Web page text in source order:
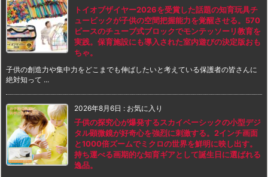
トイオブザイヤー2026を受賞した話題の知育玩具チ
ュービックが子供の空間把握能力を覚醒させる。570
ピースのチューブ式ブロックでモンテッソーリ教育を
実践。保育施設にも導入された室内遊びの決定版おも
ちゃ。
子供の創造力や集中力をどこまでも伸ばしたいと考えている保護者の皆さんに
絶対知って ...
2026年8月6日 : お気に入り
子供の探究心が爆発するスカイベーシックの小型デジ
タル顕微鏡が好奇心を強烈に刺激する。2インチ画面
と1000倍ズームでミクロの世界を鮮明に映し出す。
持ち運べる画期的な知育ギアとして誕生日に選ばれる
逸品。